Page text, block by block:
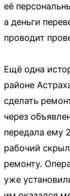
её
а деньги
проводит
Ещё одна
районе
сделать
через
передала ему
рабочий
ремонту.
уже